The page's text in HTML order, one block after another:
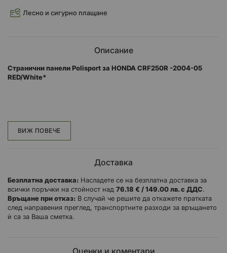
Лесно и сигурно плащане
Описание
Странични панели Polisport за HONDA CRF250R -2004-05
RED/White*
ексклузивни технологии, за да направят частта лъскава,
издръжлива и със същото
панели, като резервни части за
основните марки и модели мотоциклети: Yamaha, KTM,
Husqvarna, Honda, Suzuki, Beta, Sherco, GAS GAS, Kawasaki.
Перфектно прилепване без да се изисква допълнително
пробиване.
Работи с най-добрите OEM производители.
ВИЖ ПОВЕЧЕ
Доставка
Безплатна доставка: Насладете се на безплатна доставка за
всички поръчки на стойност над 76.18 € / 149.00 лв. с ДДС.
Връщане при отказ: В случай че решите да откажете пратката
след направения преглед, транспортните разходи за връщането
ѝ са за Ваша сметка.
Оценки и коментари